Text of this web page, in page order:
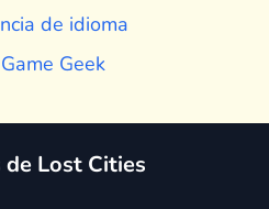
de idioma
Geek
de Lost Cities